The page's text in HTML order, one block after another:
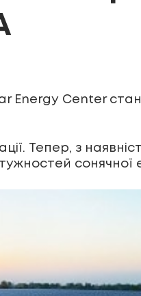
Energy Center
Тепер, з
сонячної